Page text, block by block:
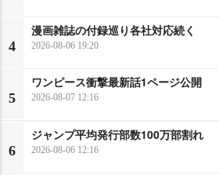
4
漫画雑誌の付録巡り各社対応続く
2026-08-06 19:20
5
ワンピース衝撃最新話1ページ公開
2026-08-07 12:16
6
ジャンプ平均発行部数100万部割れ
2026-08-06 12:16